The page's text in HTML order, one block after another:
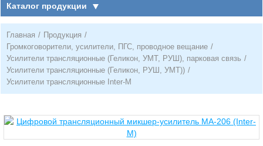
Каталог продукции
Главная / Продукция /
Громкоговорители, усилители, ПГС, проводное вещание /
Усилители трансляционные (Геликон, УМТ, РУШ), парковая связь /
Усилители трансляционные (Геликон, РУШ, УМТ)) /
Усилители трансляционные Inter-M